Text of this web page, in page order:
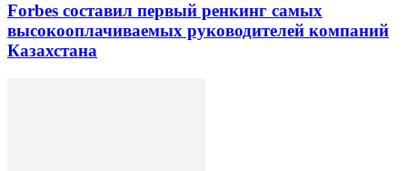
Forbes составил первый ренкинг самых
высокооплачиваемых руководителей компаний
Казахстана